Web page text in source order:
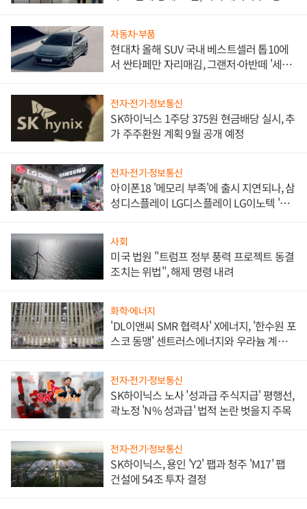
자동차·부품
현대차 올해 SUV 국내 베스트셀러 톱10에
서 싼타페만 자리매김, 그랜저·아반떼 '세단
전자·전기·정보통신
SK하이닉스 1주당 375원 현금배당 실시, 추
가 주주환원 계획 9월 공개 예정
전자·전기·정보통신
아이폰18 '메모리 부족'에 출시 지연되나, 삼
성디스플레이 LG디스플레이 LG이노텍 '탈
사회
미국 법원 "트럼프 정부 풍력 프로젝트 동결
조치는 위법", 해제 명령 내려
화학·에너지
'DL이앤씨 SMR 협력사' X에너지, '한수원 포
스코 동맹' 센트러스에너지와 우라늄 계약
전자·전기·정보통신
SK하이닉스 노사 '성과급 주식지급' 평행선,
곽노정 'N% 성과급' 법적 논란 벗을지 주목
전자·전기·정보통신
SK하이닉스, 용인 'Y2' 팹과 청주 'M17' 팹
건설에 54조 투자 결정